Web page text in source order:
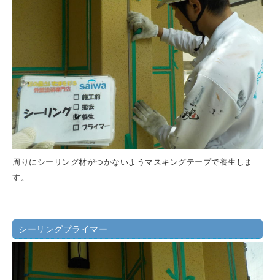
周りにシーリング材がつかないようマスキングテープで養生しま
す。
シーリングプライマー